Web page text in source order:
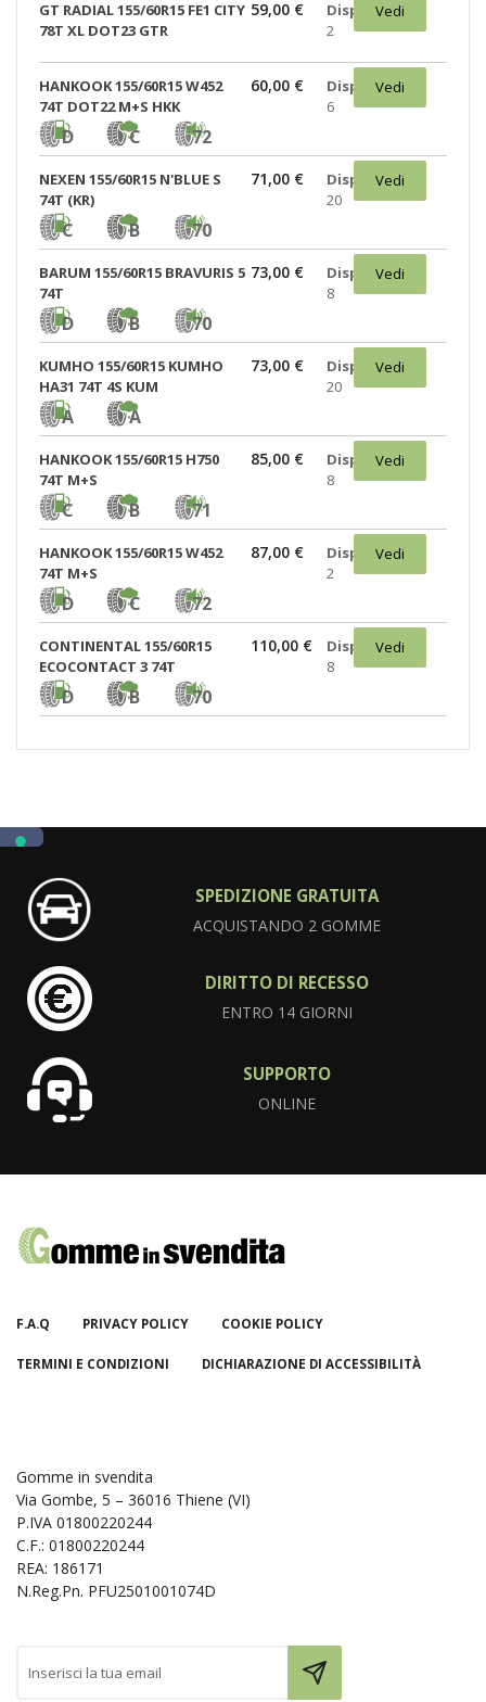
GT RADIAL 155/60R15 FE1 CITY
78T XL DOT23 GTR
59,00 €
Disponibili:
2
Vedi
HANKOOK 155/60R15 W452
74T DOT22 M+S HKK
D C 72
60,00 €
Disponibili:
6
Vedi
NEXEN 155/60R15 N'BLUE S
74T (KR)
C B 70
71,00 €
Disponibili:
20
Vedi
BARUM 155/60R15 BRAVURIS 5
74T
D B 70
73,00 €
Disponibili:
8
Vedi
KUMHO 155/60R15 KUMHO
HA31 74T 4S KUM
A A
73,00 €
Disponibili:
20
Vedi
HANKOOK 155/60R15 H750
74T M+S
C B 71
85,00 €
Disponibili:
8
Vedi
HANKOOK 155/60R15 W452
74T M+S
D C 72
87,00 €
Disponibili:
2
Vedi
CONTINENTAL 155/60R15
ECOCONTACT 3 74T
D B 70
110,00 €
Disponibili:
8
Vedi
SPEDIZIONE GRATUITA
ACQUISTANDO 2 GOMME
DIRITTO DI RECESSO
ENTRO 14 GIORNI
SUPPORTO
ONLINE
F.A.Q PRIVACY POLICY COOKIE POLICY
TERMINI E CONDIZIONI DICHIARAZIONE DI ACCESSIBILITÀ
Gomme in svendita
Via Gombe, 5 – 36016 Thiene (VI)
P.IVA 01800220244
C.F.: 01800220244
REA: 186171
N.Reg.Pn. PFU2501001074D